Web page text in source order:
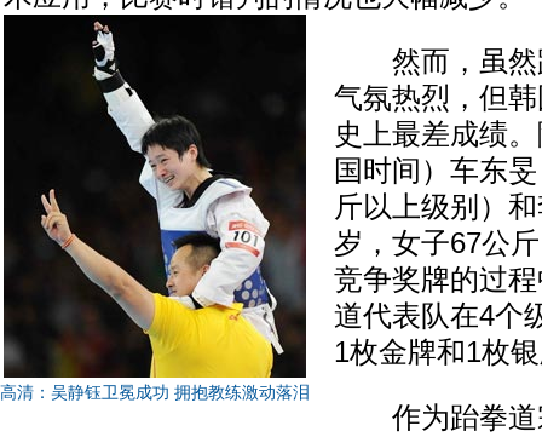
高清：吴静钰卫冕成功 拥抱教练激动落泪
然而，虽然
气氛热烈，但
史上最差成绩
国时间）车东
斤以上级别）
岁，女子67公
竞争奖牌的过
道代表队在4个
1枚金牌和1枚
作为跆拳道